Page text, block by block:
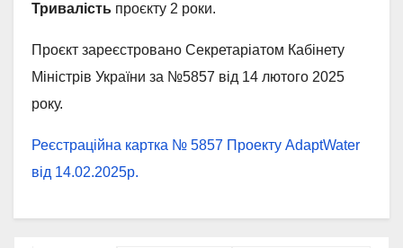
Тривалість проєкту 2 роки.
Проєкт зареєстровано Секретаріатом Кабінету
Міністрів України за №5857 від 14 лютого 2025
року.
Реєстраційна картка № 5857 Проекту AdaptWater
від 14.02.2025р.